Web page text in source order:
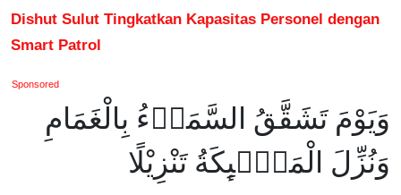
Dishut Sulut Tingkatkan Kapasitas Personel dengan
Smart Patrol
Sponsored
وَيَوْمَ تَشَقَّقُ السَّمَاۤءُ بِالْغَمَامِ
وَنُزِّلَ الْمَلٰۤىِٕكَةُ تَنْزِيْلًا